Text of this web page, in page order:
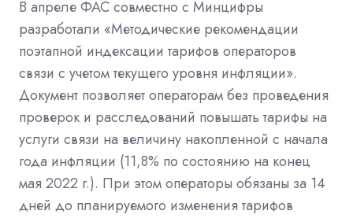
В апреле ФАС совместно с Минцифры
разработали «Методические рекомендации
поэтапной индексации тарифов операторов
связи с учетом текущего уровня инфляции».
Документ позволяет операторам без проведения
проверок и расследований повышать тарифы на
услуги связи на величину накопленной с начала
года инфляции (11,8% по состоянию на конец
мая 2022 г.). При этом операторы обязаны за 14
дней до планируемого изменения тарифов